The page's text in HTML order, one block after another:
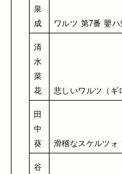
泉
成
ワルツ 第7番 嬰ハ
清
水
菜
花
悲しいワルツ（ギ
田
中
葵
滑稽なスケルツォ
谷